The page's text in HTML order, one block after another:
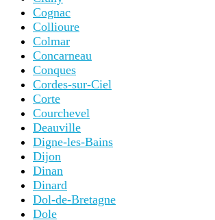
Cognac
Collioure
Colmar
Concarneau
Conques
Cordes-sur-Ciel
Corte
Courchevel
Deauville
Digne-les-Bains
Dijon
Dinan
Dinard
Dol-de-Bretagne
Dole